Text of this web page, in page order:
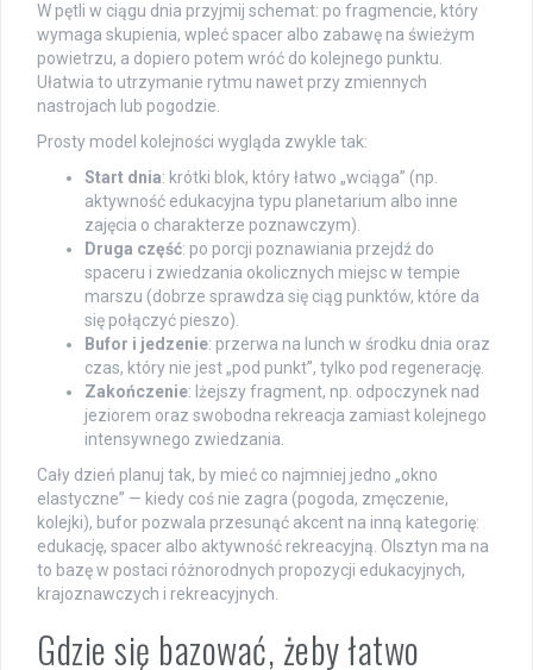
W pętli w ciągu dnia przyjmij schemat: po fragmencie, który
wymaga skupienia, wpleć spacer albo zabawę na świeżym
powietrzu, a dopiero potem wróć do kolejnego punktu.
Ułatwia to utrzymanie rytmu nawet przy zmiennych
nastrojach lub pogodzie.
Prosty model kolejności wygląda zwykle tak:
Start dnia: krótki blok, który łatwo „wciąga” (np.
aktywność edukacyjna typu planetarium albo inne
zajęcia o charakterze poznawczym).
Druga część: po porcji poznawiania przejdź do
spaceru i zwiedzania okolicznych miejsc w tempie
marszu (dobrze sprawdza się ciąg punktów, które da
się połączyć pieszo).
Bufor i jedzenie: przerwa na lunch w środku dnia oraz
czas, który nie jest „pod punkt”, tylko pod regenerację.
Zakończenie: lżejszy fragment, np. odpoczynek nad
jeziorem oraz swobodna rekreacja zamiast kolejnego
intensywnego zwiedzania.
Cały dzień planuj tak, by mieć co najmniej jedno „okno
elastyczne” — kiedy coś nie zagra (pogoda, zmęczenie,
kolejki), bufor pozwala przesunąć akcent na inną kategorię:
edukację, spacer albo aktywność rekreacyjną. Olsztyn ma na
to bazę w postaci różnorodnych propozycji edukacyjnych,
krajoznawczych i rekreacyjnych.
Gdzie się bazować, żeby łatwo